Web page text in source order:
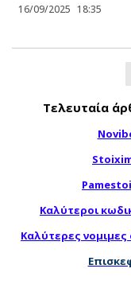
16/09/2025 18:35
Τελευταία
Καλύτεροι
Καλύτερες νομιμες